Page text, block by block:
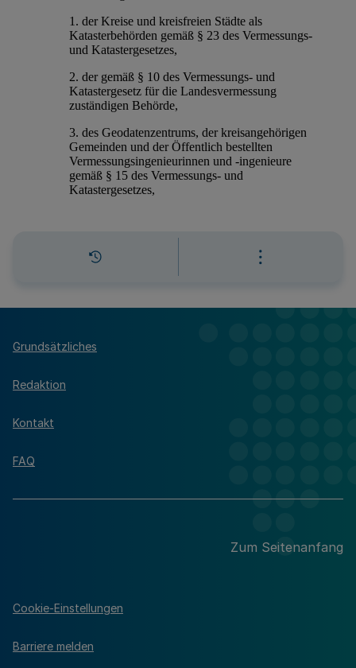
Grundsätzliches
Redaktion
Kontakt
FAQ
Zum Seitenanfang
Cookie-Einstellungen
Barriere melden